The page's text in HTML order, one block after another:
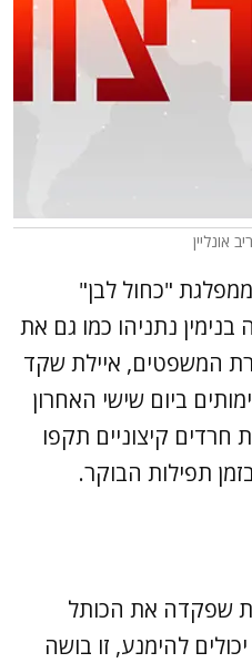
אונליין
"כחול לבן"
נתניהו כמו גם את
המשפטים, איילת שקד
ביום שישי האחרון
קיצוניים תקפו
תפילות הבוקר.
שפקדה את הכותל
להימנע, זו בושה